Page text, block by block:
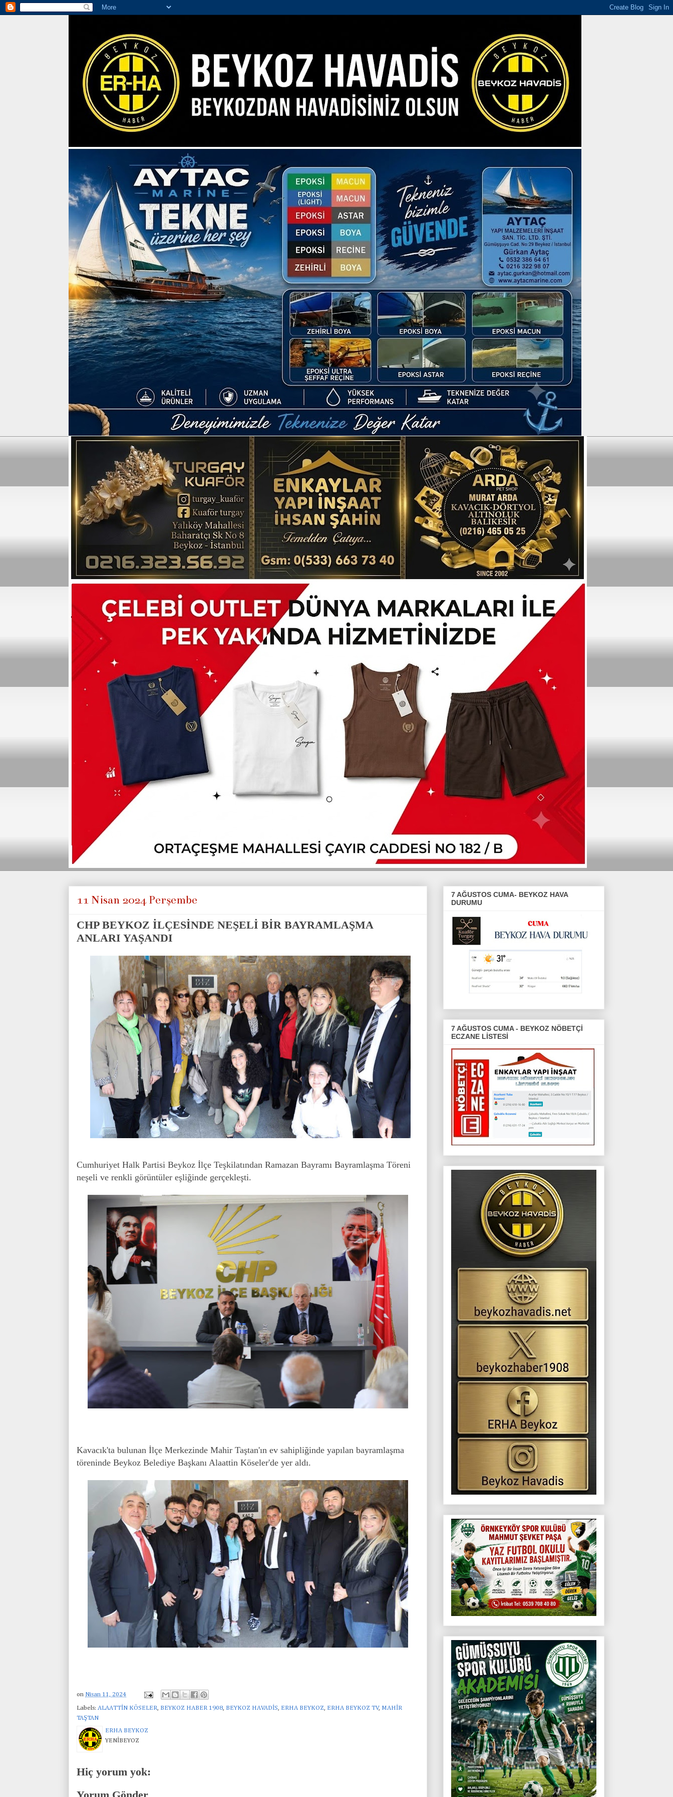
11 Nisan 2024 Perşembe
CHP BEYKOZ İLÇESİNDE NEŞELİ BİR BAYRAMLAŞMA
ANLARI YAŞANDI
Cumhuriyet Halk Partisi Beykoz İlçe Teşkilatından Ramazan Bayramı Bayramlaşma Töreni
neşeli ve renkli görüntüler eşliğinde gerçekleşti.
Kavacık'ta bulunan İlçe Merkezinde Mahir Taştan'ın ev sahipliğinde yapılan bayramlaşma
töreninde Beykoz Belediye Başkanı Alaattin Köseler'de yer aldı.
on Nisan 11, 2024
Labels: ALAATTİN KÖSELER, BEYKOZ HABER 1908, BEYKOZ HAVADİS, ERHA BEYKOZ, ERHA BEYKOZ TV, MAHİR
TAŞTAN
ERHA BEYKOZ
YENİBEYOZ
Hiç yorum yok:
7 AĞUSTOS CUMA- BEYKOZ HAVA
DURUMU
7 AĞUSTOS CUMA - BEYKOZ NÖBETÇİ
ECZANE LİSTESİ